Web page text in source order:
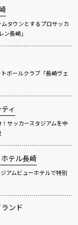
タウンとするプロサッカ
ン長崎」
ボールクラブ「長崎ヴェ
ィ
サッカースタジアムを中
テル長崎
アムビューホテルで特別
ンド